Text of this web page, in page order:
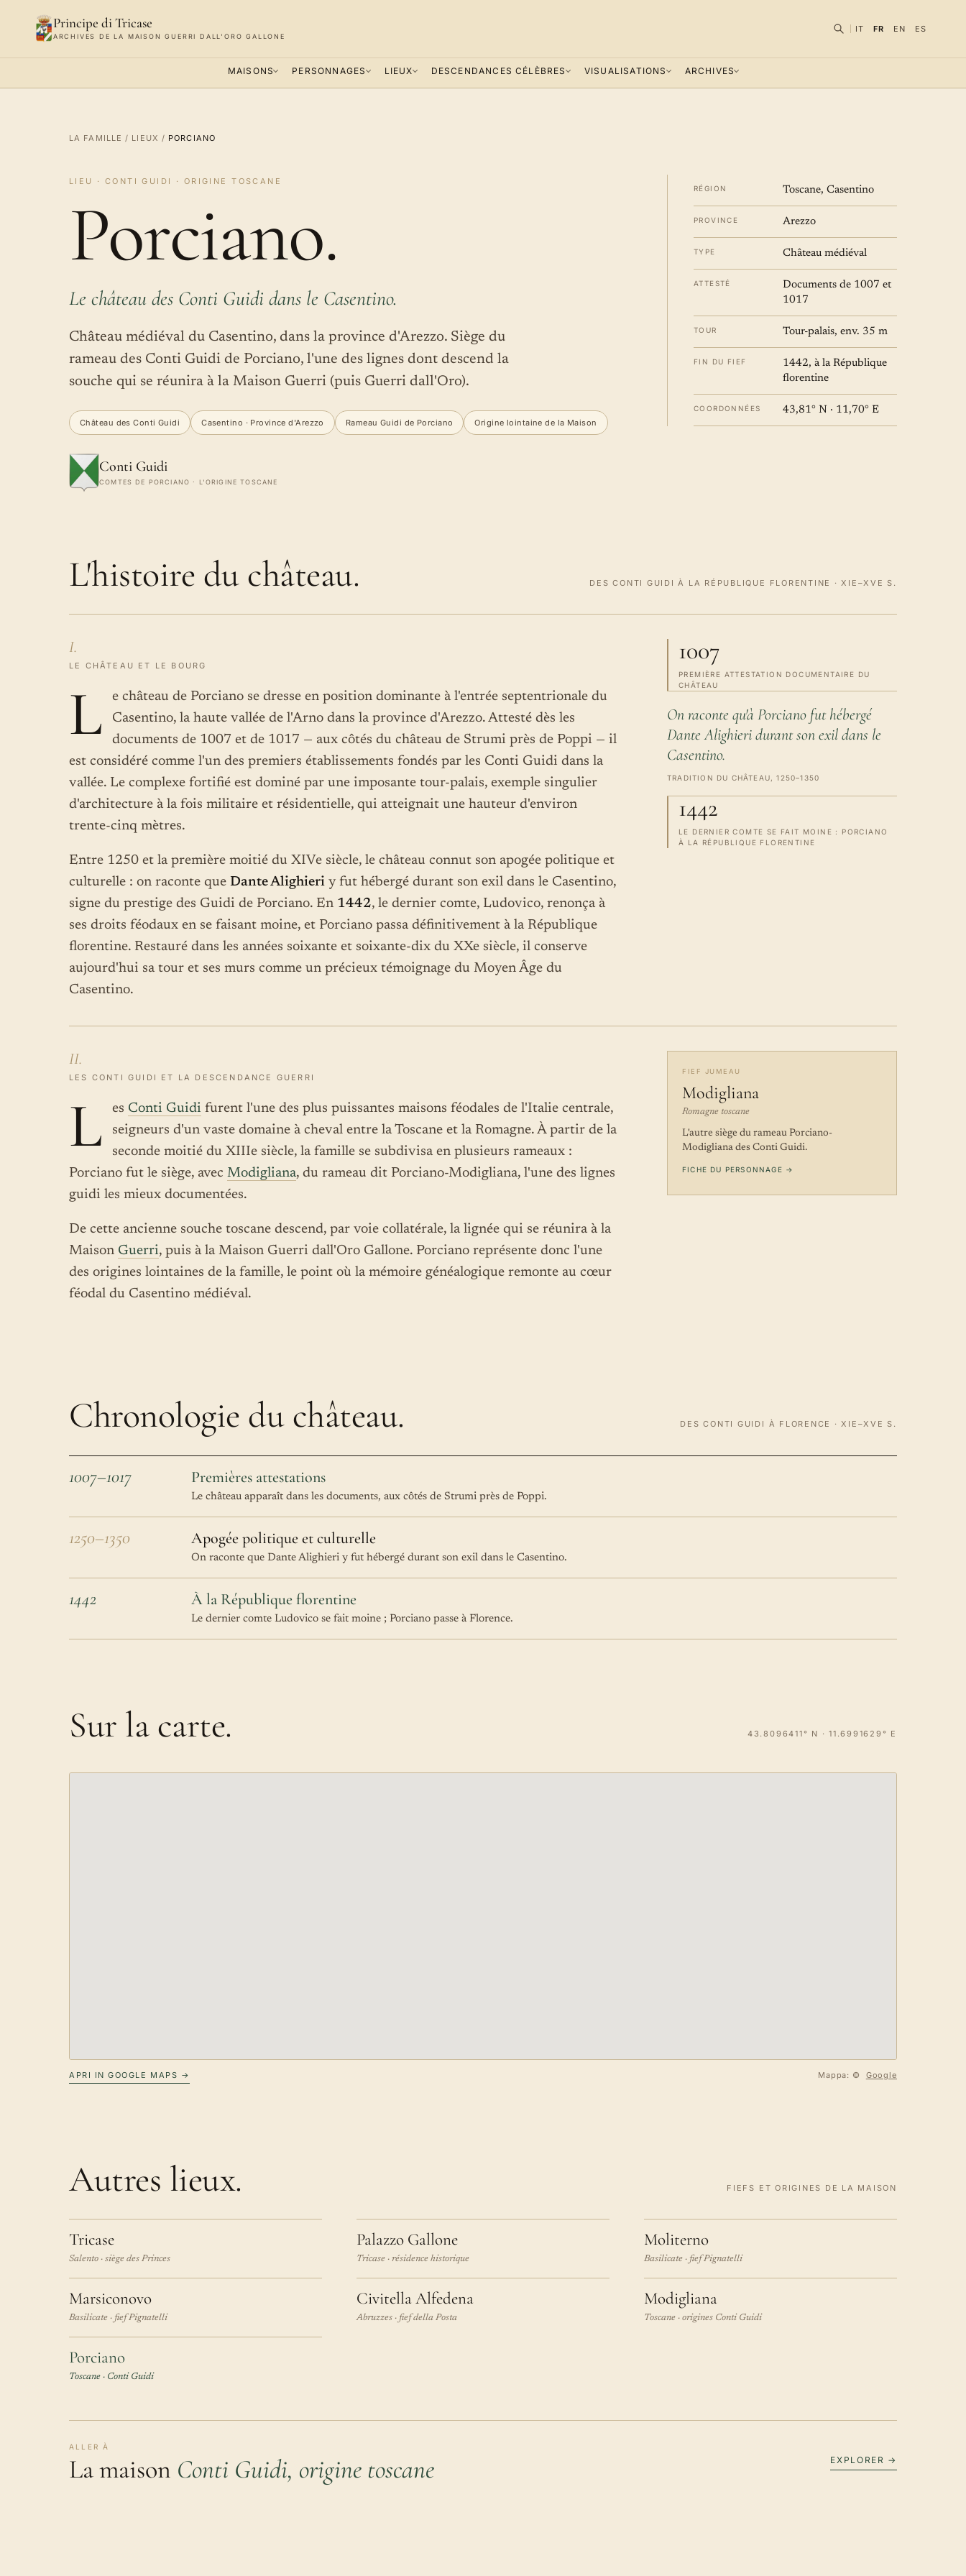
Principe di Tricase
ARCHIVES DE LA MAISON GUERRI DALL'ORO GALLONE
IT FR EN ES
MAISONS PERSONNAGES LIEUX DESCENDANCES CÉLÈBRES VISUALISATIONS ARCHIVES
LA FAMILLE / LIEUX / PORCIANO
LIEU · CONTI GUIDI · ORIGINE TOSCANE
Porciano.
Le château des Conti Guidi dans le Casentino.
Château médiéval du Casentino, dans la province d'Arezzo. Siège du
rameau des Conti Guidi de Porciano, l'une des lignes dont descend la
souche qui se réunira à la Maison Guerri (puis Guerri dall'Oro).
Château des Conti Guidi Casentino · Province d'Arezzo Rameau Guidi de Porciano Origine lointaine de la Maison
Conti Guidi
COMTES DE PORCIANO · L'ORIGINE TOSCANE
RÉGION Toscane, Casentino
PROVINCE Arezzo
TYPE Château médiéval
ATTESTÉ
Documents de 1007 et
1017
TOUR Tour-palais, env. 35 m
FIN DU FIEF
1442, à la République
florentine
COORDONNÉES 43,81° N · 11,70° E
L'histoire du château. DES CONTI GUIDI À LA RÉPUBLIQUE FLORENTINE · XIE–XVE S.
I.
LE CHÂTEAU ET LE BOURG
L
e château de Porciano se dresse en position dominante à l'entrée septentrionale du
Casentino, la haute vallée de l'Arno dans la province d'Arezzo. Attesté dès les
documents de 1007 et de 1017 — aux côtés du château de Strumi près de Poppi — il
est considéré comme l'un des premiers établissements fondés par les Conti Guidi dans la
vallée. Le complexe fortifié est dominé par une imposante tour-palais, exemple singulier
d'architecture à la fois militaire et résidentielle, qui atteignait une hauteur d'environ
trente-cinq mètres.
Entre 1250 et la première moitié du XIVe siècle, le château connut son apogée politique et
culturelle : on raconte que Dante Alighieri y fut hébergé durant son exil dans le Casentino,
signe du prestige des Guidi de Porciano. En 1442, le dernier comte, Ludovico, renonça à
ses droits féodaux en se faisant moine, et Porciano passa définitivement à la République
florentine. Restauré dans les années soixante et soixante-dix du XXe siècle, il conserve
aujourd'hui sa tour et ses murs comme un précieux témoignage du Moyen Âge du
Casentino.
1007
PREMIÈRE ATTESTATION DOCUMENTAIRE DU
CHÂTEAU
On raconte qu'à Porciano fut hébergé
Dante Alighieri durant son exil dans le
Casentino.
TRADITION DU CHÂTEAU, 1250–1350
1442
LE DERNIER COMTE SE FAIT MOINE : PORCIANO
À LA RÉPUBLIQUE FLORENTINE
II.
LES CONTI GUIDI ET LA DESCENDANCE GUERRI
L es Conti Guidi furent l'une des plus puissantes maisons féodales de l'Italie centrale,
seigneurs d'un vaste domaine à cheval entre la Toscane et la Romagne. À partir de la
seconde moitié du XIIIe siècle, la famille se subdivisa en plusieurs rameaux :
Porciano fut le siège, avec Modigliana, du rameau dit Porciano-Modigliana, l'une des lignes
guidi les mieux documentées.
De cette ancienne souche toscane descend, par voie collatérale, la lignée qui se réunira à la
Maison Guerri, puis à la Maison Guerri dall'Oro Gallone. Porciano représente donc l'une
des origines lointaines de la famille, le point où la mémoire généalogique remonte au cœur
féodal du Casentino médiéval.
FIEF JUMEAU
Modigliana
Romagne toscane
L'autre siège du rameau Porciano-
Modigliana des Conti Guidi.
FICHE DU PERSONNAGE →
Chronologie du château. DES CONTI GUIDI À FLORENCE · XIE–XVE S.
1007–1017 Premières attestations
Le château apparaît dans les documents, aux côtés de Strumi près de Poppi.
1250–1350 Apogée politique et culturelle
On raconte que Dante Alighieri y fut hébergé durant son exil dans le Casentino.
1442 À la République florentine
Le dernier comte Ludovico se fait moine ; Porciano passe à Florence.
Sur la carte. 43.8096411° N · 11.6991629° E
APRI IN GOOGLE MAPS → Mappa: © Google
Autres lieux. FIEFS ET ORIGINES DE LA MAISON
Tricase
Salento · siège des Princes
Palazzo Gallone
Tricase · résidence historique
Moliterno
Basilicate · fief Pignatelli
Marsiconovo
Basilicate · fief Pignatelli
Civitella Alfedena
Abruzzes · fief della Posta
Modigliana
Toscane · origines Conti Guidi
Porciano
Toscane · Conti Guidi
ALLER À
La maison Conti Guidi, origine toscane EXPLORER →